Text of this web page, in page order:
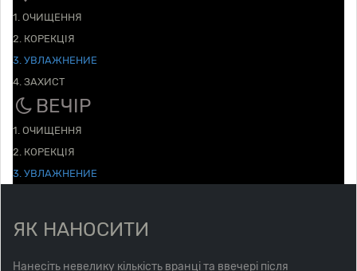
1. ОЧИЩЕННЯ
2. КОРЕКЦІЯ
3. УВЛАЖНЕНИЕ
4. ЗАХИСТ
ВЕЧІР
1. ОЧИЩЕННЯ
2. КОРЕКЦІЯ
3. УВЛАЖНЕНИЕ
ЯК НАНОСИТИ
Нанесіть невелику кількість вранці та ввечері після